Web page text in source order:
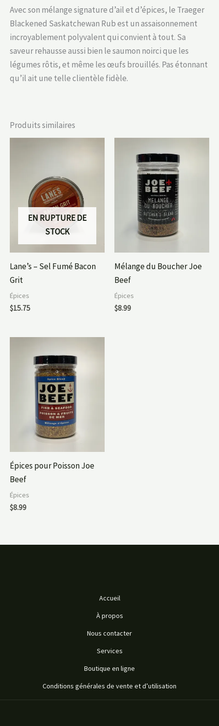
Avec son mélange signature d’ail et d’épices, le Traeger
Blackened Saskatchewan Rub est un assaisonnement
incroyablement polyvalent qui convient à tout. Sa
saveur rehausse aussi bien le saumon noirci que les
légumes rôtis, et même les œufs brouillés. Pas étonnant
qu’il ait une telle clientèle fidèle.
Produits similaires
EN RUPTURE DE
STOCK
Lane’s – Sel Fumé Bacon
Grit
Épices
$15.75
Mélange du Boucher Joe
Beef
Épices
$8.99
Épices pour Poisson Joe
Beef
Épices
$8.99
Accueil
À propos
Nous contacter
Services
Boutique en ligne
Conditions générales de vente et d’utilisation